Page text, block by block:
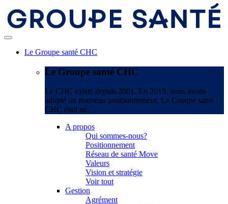
Le Groupe santé CHC
Le Groupe santé CHC
Le CHC existe depuis 2001. En 2019, nous avons
adopté un nouveau positionnement. Le Groupe santé
CHC était né.
A propos
Qui sommes-nous?
Positionnement
Réseau de santé Move
Valeurs
Vision et stratégie
Voir tout
Gestion
Agrément